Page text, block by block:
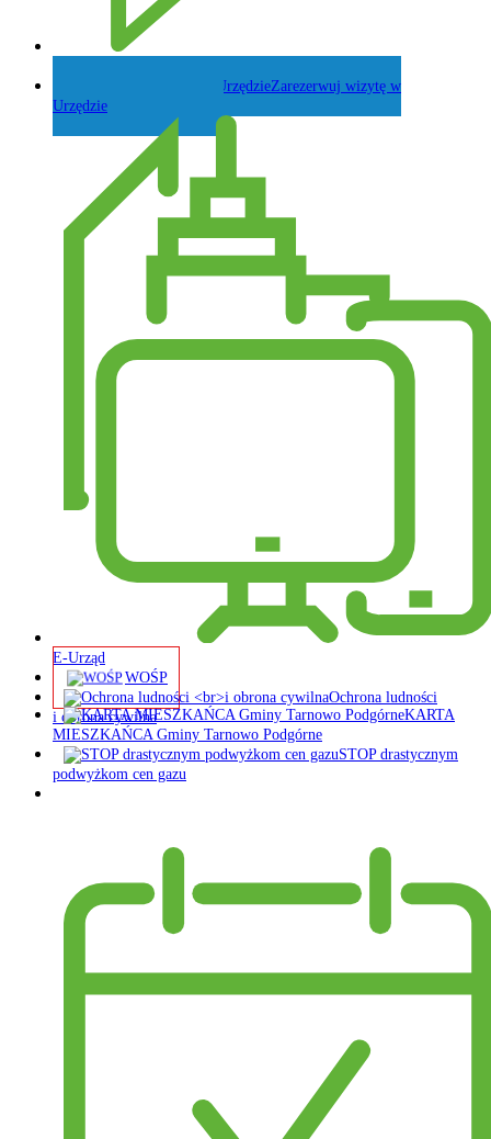
Zarezerwuj wizytę w
Urzędzie
E-Urząd
WOŚP
Ochrona ludności
i obrona cywilna
KARTA
MIESZKAŃCA Gminy Tarnowo Podgórne
STOP drastycznym
podwyżkom cen gazu